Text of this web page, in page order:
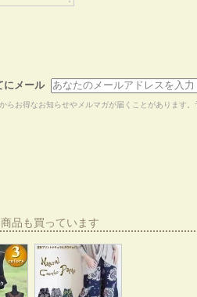
にメール
らお得なお知らせやメルマガが届くことがあります。
品も買っています